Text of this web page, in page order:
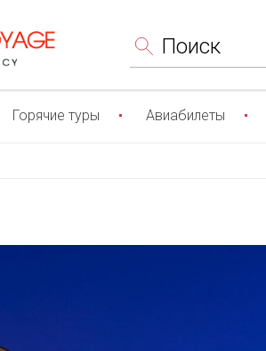
Поиск
Горячие туры Авиабилеты